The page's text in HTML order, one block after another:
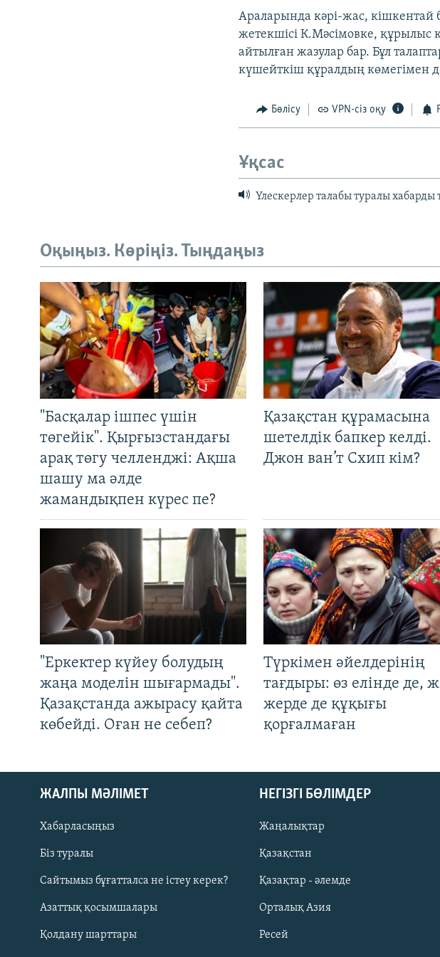
Русский
ЖАЗЫЛЫҢЫЗ
Араларында кәрі-жас,
жетекшісі К.Мәсімовке,
айтылған жазулар бар. Бұл
күшейткіш құралдың көмегімен
Бөлісу VPN-сіз оқу
Ұқсас
Үлескерлер талабы туралы
Оқыңыз. Көріңіз. Тыңдаңыз
"Басқалар ішпес үшін
төгейік". Қырғызстандағы
арақ төгу челленджі: Ақша
шашу ма әлде
жамандықпен күрес пе?
Қазақстан құрамасына
шетелдік бапкер келді.
Джон ван’т Схип кім?
"Еркектер күйеу болудың
жаңа моделін шығармады".
Қазақстанда ажырасу қайта
көбейді. Оған не себеп?
Түркімен әйелдерінің
тағдыры: өз елінде де,
жерде де құқығы
қорғалмаған
ЖАЛПЫ МӘЛІМЕТ
Хабарласыңыз
Біз туралы
Сайтымыз бұғатталса не істеу керек?
Азаттық қосымшалары
Қолдану шарттары
НЕГІЗГІ БӨЛІМДЕР
Жаңалықтар
Қазақстан
Қазақтар - әлемде
Орталық Азия
Ресей